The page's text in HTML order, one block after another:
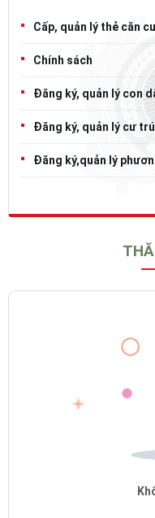
Cấp, quản lý thẻ căn
Chính sách
Đăng ký, quản lý con
Đăng ký, quản lý cư trú
Đăng ký,quản lý